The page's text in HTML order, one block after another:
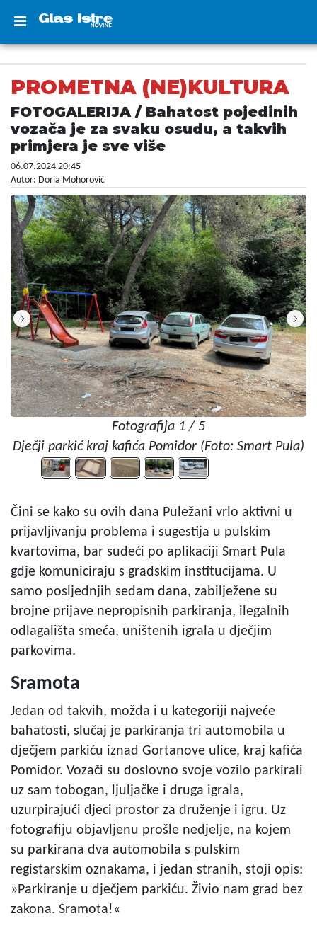
PROMETNA (NE)KULTURA
FOTOGALERIJA / Bahatost pojedinih
vozača je za svaku osudu, a takvih
primjera je sve više
06.07.2024 20:45
Autor: Doria Mohorović
Fotografija 1 / 5
Dječji parkić kraj kafića Pomidor (Foto: Smart Pula)
Čini se kako su ovih dana Puležani vrlo aktivni u
prijavljivanju problema i sugestija u pulskim
kvartovima, bar sudeći po aplikaciji Smart Pula
gdje komuniciraju s gradskim institucijama. U
samo posljednjih sedam dana, zabilježene su
brojne prijave nepropisnih parkiranja, ilegalnih
odlagališta smeća, uništenih igrala u dječjim
parkovima.
Sramota
Jedan od takvih, možda i u kategoriji najveće
bahatosti, slučaj je parkiranja tri automobila u
dječjem parkiću iznad Gortanove ulice, kraj kafića
Pomidor. Vozači su doslovno svoje vozilo parkirali
uz sam tobogan, ljuljačke i druga igrala,
uzurpirajući djeci prostor za druženje i igru. Uz
fotografiju objavljenu prošle nedjelje, na kojem
su parkirana dva automobila s pulskim
registarskim oznakama, i jedan stranih, stoji opis:
»Parkiranje u dječjem parkiću. Živio nam grad bez
zakona. Sramota!«